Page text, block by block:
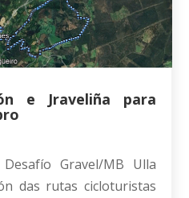
e Jraveliña para
Gravel/MB Ulla
das rutas cicloturistas